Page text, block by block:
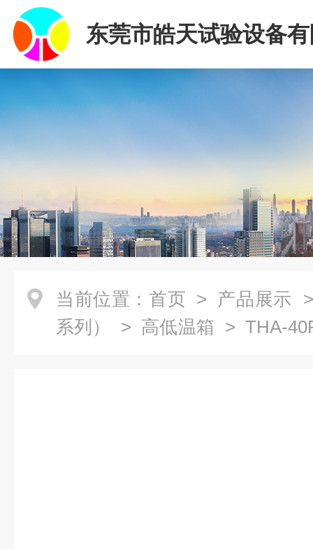
东莞市皓天试验设备
当前位置： 首页 > 产品展示
系列）
> 高低温箱 > THA-